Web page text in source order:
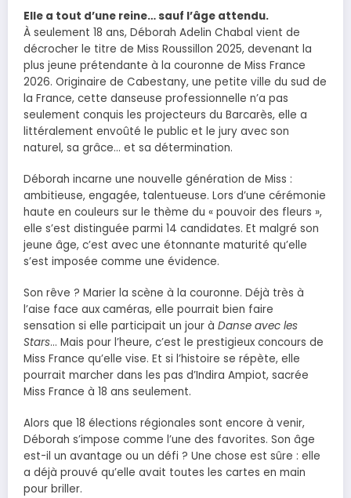
Elle a tout d’une reine… sauf l’âge attendu.
À seulement 18 ans, Déborah Adelin Chabal vient de
décrocher le titre de Miss Roussillon 2025, devenant la
plus jeune prétendante à la couronne de Miss France
2026. Originaire de Cabestany, une petite ville du sud de
la France, cette danseuse professionnelle n’a pas
seulement conquis les projecteurs du Barcarès, elle a
littéralement envoûté le public et le jury avec son
naturel, sa grâce… et sa détermination.
Déborah incarne une nouvelle génération de Miss :
ambitieuse, engagée, talentueuse. Lors d’une cérémonie
haute en couleurs sur le thème du « pouvoir des fleurs »,
elle s’est distinguée parmi 14 candidates. Et malgré son
jeune âge, c’est avec une étonnante maturité qu’elle
s’est imposée comme une évidence.
Son rêve ? Marier la scène à la couronne. Déjà très à
l’aise face aux caméras, elle pourrait bien faire
sensation si elle participait un jour à Danse avec les
Stars… Mais pour l’heure, c’est le prestigieux concours de
Miss France qu’elle vise. Et si l’histoire se répète, elle
pourrait marcher dans les pas d’Indira Ampiot, sacrée
Miss France à 18 ans seulement.
Alors que 18 élections régionales sont encore à venir,
Déborah s’impose comme l’une des favorites. Son âge
est-il un avantage ou un défi ? Une chose est sûre : elle
a déjà prouvé qu’elle avait toutes les cartes en main
pour briller.